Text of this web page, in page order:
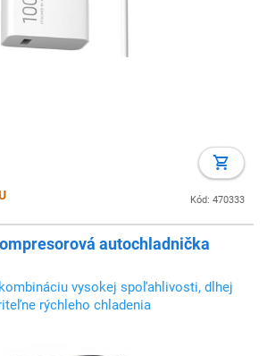
Kód: 470333
autochladnička
vysokej spoľahlivosti, dlhej
rýchleho chladenia